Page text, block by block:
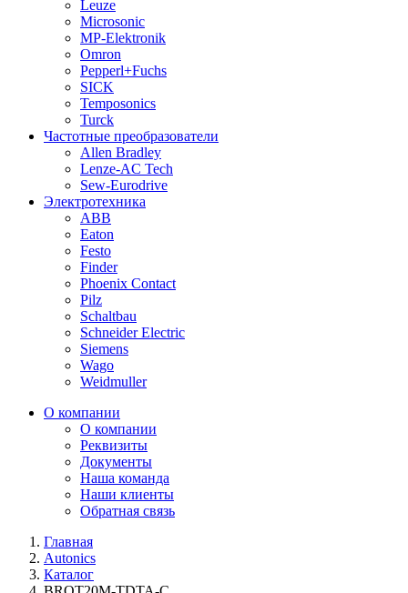
Leuze
Microsonic
MP-Elektronik
Omron
Pepperl+Fuchs
SICK
Temposonics
Turck
Частотные преобразователи
Allen Bradley
Lenze-AC Tech
Sew-Eurodrive
Электротехника
ABB
Eaton
Festo
Finder
Phoenix Contact
Pilz
Schaltbau
Schneider Electric
Siemens
Wago
Weidmuller
О компании
О компании
Реквизиты
Документы
Наша команда
Наши клиенты
Обратная связь
Главная
Autonics
Каталог